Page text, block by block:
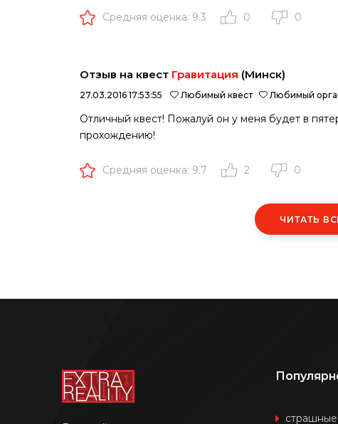
Средняя оценка: 9.3 0 0
Отзыв на квест Гравитация (Минск)
27.03.2016 17:53:55 Любимый квест Любимый
Отличный квест! Пожалуй он у меня будет в
прохождению!
Средняя оценка: 9.7 2 0
ЧИТАТЬ
страшные